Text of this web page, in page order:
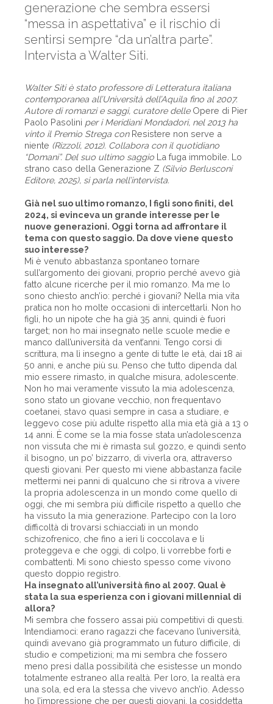
generazione che sembra essersi
“messa in aspettativa” e il rischio di
sentirsi sempre “da un’altra parte”.
Intervista a Walter Siti.
Walter Siti è stato professore di Letteratura italiana
contemporanea all’Università dell’Aquila fino al 2007.
Autore di romanzi e saggi, curatore delle Opere di Pier
Paolo Pasolini per i Meridiani Mondadori, nel 2013 ha
vinto il Premio Strega con Resistere non serve a
niente (Rizzoli, 2012). Collabora con il quotidiano
“Domani”. Del suo ultimo saggio La fuga immobile. Lo
strano caso della Generazione Z (Silvio Berlusconi
Editore, 2025), si parla nell’intervista.
Già nel suo ultimo romanzo, I figli sono finiti, del
2024, si evinceva un grande interesse per le
nuove generazioni. Oggi torna ad affrontare il
tema con questo saggio. Da dove viene questo
suo interesse?
Mi è venuto abbastanza spontaneo tornare
sull’argomento dei giovani, proprio perché avevo già
fatto alcune ricerche per il mio romanzo. Ma me lo
sono chiesto anch’io: perché i giovani? Nella mia vita
pratica non ho molte occasioni di intercettarli. Non ho
figli, ho un nipote che ha già 35 anni, quindi è fuori
target; non ho mai insegnato nelle scuole medie e
manco dall’università da vent’anni. Tengo corsi di
scrittura, ma lì insegno a gente di tutte le età, dai 18 ai
50 anni, e anche più su. Penso che tutto dipenda dal
mio essere rimasto, in qualche misura, adolescente.
Non ho mai veramente vissuto la mia adolescenza,
sono stato un giovane vecchio, non frequentavo
coetanei, stavo quasi sempre in casa a studiare, e
leggevo cose più adulte rispetto alla mia età già a 13 o
14 anni. È come se la mia fosse stata un’adolescenza
non vissuta che mi è rimasta sul gozzo, e quindi sento
il bisogno, un po’ bizzarro, di viverla ora, attraverso
questi giovani. Per questo mi viene abbastanza facile
mettermi nei panni di qualcuno che si ritrova a vivere
la propria adolescenza in un mondo come quello di
oggi, che mi sembra più difficile rispetto a quello che
ha vissuto la mia generazione. Partecipo con la loro
difficoltà di trovarsi schiacciati in un mondo
schizofrenico, che fino a ieri li coccolava e li
proteggeva e che oggi, di colpo, li vorrebbe forti e
combattenti. Mi sono chiesto spesso come vivono
questo doppio registro.
Ha insegnato all’università fino al 2007. Qual è
stata la sua esperienza con i giovani millennial di
allora?
Mi sembra che fossero assai più competitivi di questi.
Intendiamoci: erano ragazzi che facevano l’università,
quindi avevano già programmato un futuro difficile, di
studio e competizioni; ma mi sembra che fossero
meno presi dalla possibilità che esistesse un mondo
totalmente estraneo alla realtà. Per loro, la realtà era
una sola, ed era la stessa che vivevo anch’io. Adesso
ho l’impressione che per questi giovani, la cosiddetta